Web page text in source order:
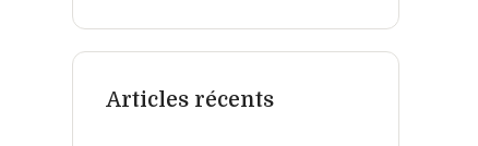
Articles récents